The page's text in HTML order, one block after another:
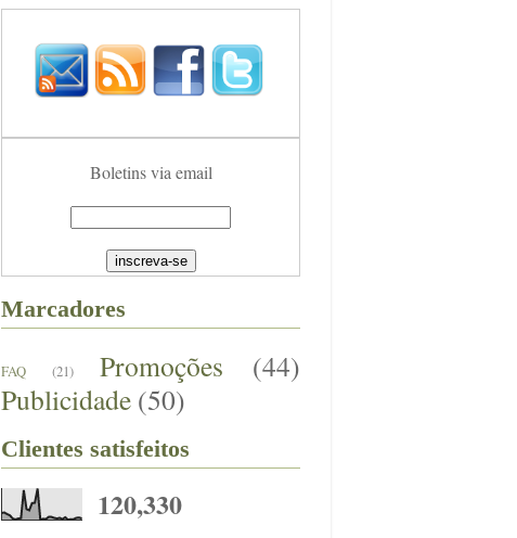
Boletins via email
Marcadores
FAQ (21) Promoções
(44)
Publicidade (50)
Clientes satisfeitos
120,330